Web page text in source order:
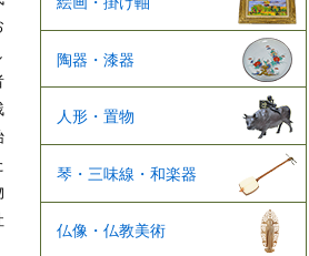
陶器・漆器
人形・置物
琴・三味線・和楽器
仏像・仏教美術